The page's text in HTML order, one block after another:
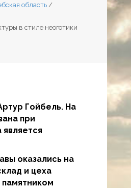
область/
в стиле неоготики
Гойбель. На
при
оказались на
и цеха